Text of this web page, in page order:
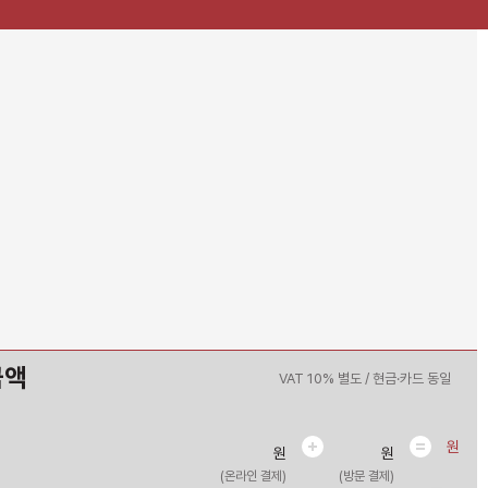
VAT 10% 별도 / 현금·카드 동일
원
(온라인 결제)
원
(방문 결제)
원